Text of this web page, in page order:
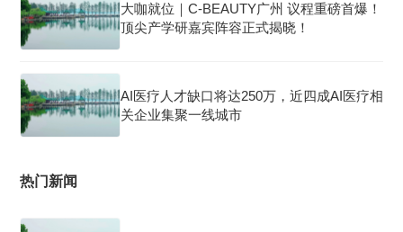
大咖就位｜C-BEAUTY广州 议程重磅首爆！
顶尖产学研嘉宾阵容正式揭晓！
AI医疗人才缺口将达250万，近四成AI医疗相
关企业集聚一线城市
热门新闻